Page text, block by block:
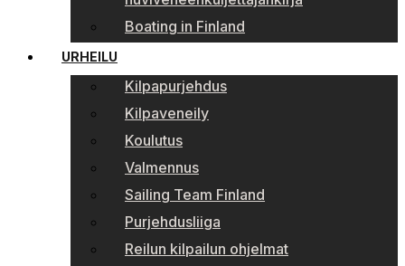
Boating in Finland
URHEILU
Kilpapurjehdus
Kilpaveneily
Koulutus
Valmennus
Sailing Team Finland
Purjehdusliiga
Reilun kilpailun ohjelmat